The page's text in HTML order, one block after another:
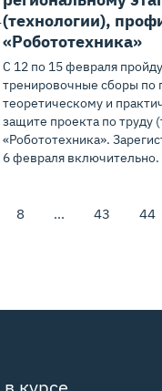
(технологии),
«Робототехника»
С 12 по 15 февраля
тренировочные сборы по
теоретическому и
защите проекта по труду
«Робототехника».
6 февраля включительно.
8 … 43 44